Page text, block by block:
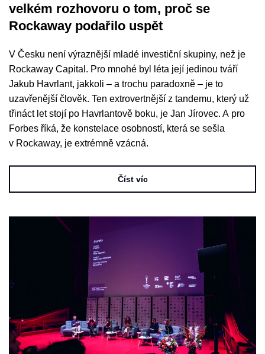
velkém rozhovoru o tom, proč se
Rockaway podařilo uspět
V Česku není výraznější mladé investiční skupiny, než je
Rockaway Capital. Pro mnohé byl léta její jedinou tváří
Jakub Havrlant, jakkoli – a trochu paradoxně – je to
uzavřenější člověk. Ten extrovertnější z tandemu, který už
třináct let stojí po Havrlantově boku, je Jan Jírovec. A pro
Forbes říká, že konstelace osobností, která se sešla
v Rockaway, je extrémně vzácná.
Číst víc